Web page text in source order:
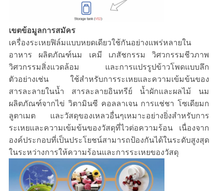
เขตข้อมูลการสมัคร
เครื่องระเหยฟิล์มแบบหยดเดียวใช้กันอย่างแพร่หลายใน
อาหาร ผลิตภัณฑ์นม เคมี เภสัชกรรม วิศวกรรมชีวภาพ
วิศวกรรมสิ่งแวดล้อม และการแปรรูปข้าวโพดแบบลึก
ตัวอย่างเช่น ใช้สำหรับการระเหยและความเข้มข้นของ
สารละลายในน้ำ สารละลายอินทรีย์ น้ำผักและผลไม้ นม
ผลิตภัณฑ์จากไข่ วิตามินซี คอลลาเจน การแช่ชา โซเดียมก
ลูตาเมต และวัสดุของเหลวอื่นๆเหมาะอย่างยิ่งสำหรับการ
ระเหยและความเข้มข้นของวัสดุที่ไวต่อความร้อน เนื่องจาก
องค์ประกอบที่เป็นประโยชน์สามารถป้องกันได้ในระดับสูงสุด
ในระหว่างการให้ความร้อนและการระเหยของวัสดุ